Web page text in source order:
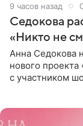
9 часов назад
Седокова
«Никто не
Анна Седокова
нового
с участником